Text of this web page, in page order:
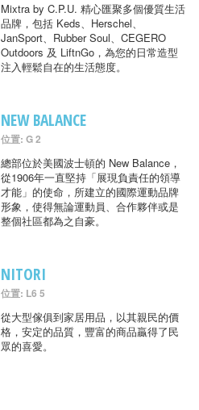
Mixtra by C.P.U. 精心匯聚多個優質生活
品牌，包括 Keds、Herschel、
JanSport、Rubber Soul、CEGERO
Outdoors 及 LiftnGo，為您的日常造型
注入輕鬆自在的生活態度。
NEW BALANCE
位置: G 2
總部位於美國波士頓的 New Balance，
從1906年一直堅持「展現負責任的領導
才能」的使命，所建立的國際運動品牌
形象，使得無論運動員、合作夥伴或是
整個社區都為之自豪。
NITORI
位置: L6 5
從大型傢俱到家居用品，以其親民的價
格，安定的品質，豐富的商品贏得了民
眾的喜愛。